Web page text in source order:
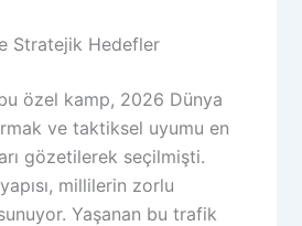
Stratejik Hedefler
özel kamp, 2026 Dünya
ve taktiksel uyumu en
gözetilerek seçilmişti.
millilerin zorlu
Yaşanan bu trafik